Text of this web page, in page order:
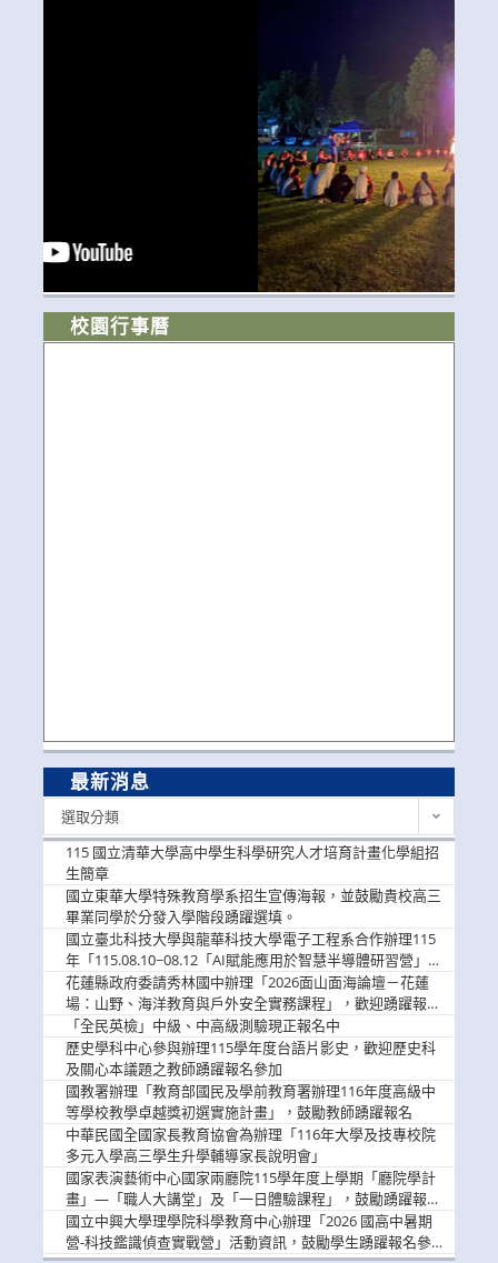
校園行事曆
最新消息
選取分類
115 國立清華大學高中學生科學研究人才培育計畫化學組招
生簡章
國立東華大學特殊教育學系招生宣傳海報，並鼓勵貴校高三
畢業同學於分發入學階段踴躍選填。
國立臺北科技大學與龍華科技大學電子工程系合作辦理115
年「115.08.10~08.12「AI賦能應用於智慧半導體研習營」，
歡迎學生踴躍報名參加
花蓮縣政府委請秀林國中辦理「2026面山面海論壇－花蓮
場：山野、海洋教育與戶外安全實務課程」，歡迎踴躍報名
參加
「全民英檢」中級、中高級測驗現正報名中
歷史學科中心參與辦理115學年度台語片影史，歡迎歷史科
及關心本議題之教師踴躍報名參加
國教署辦理「教育部國民及學前教育署辦理116年度高級中
等學校教學卓越獎初選實施計畫」，鼓勵教師踴躍報名
中華民國全國家長教育協會為辦理「116年大學及技專校院
多元入學高三學生升學輔導家長說明會」
國家表演藝術中心國家兩廳院115學年度上學期「廳院學計
畫」—「職人大講堂」及「一日體驗課程」，鼓勵踴躍報名
參與。
國立中興大學理學院科學教育中心辦理「2026 國高中暑期
營-科技鑑識偵查實戰營」活動資訊，鼓勵學生踴躍報名參